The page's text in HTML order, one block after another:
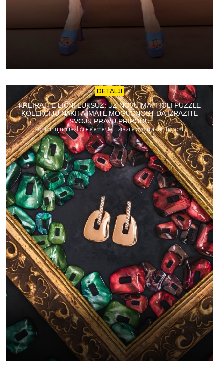
DETALJI
KREIRAJTE LIČNI LUKSUZ: UZ NOVU MATTIOLI PUZZLE
KOLEKCIJU NAKITA IMATE MOGUĆNOST DA IZRAZITE
SVOJU PRAVU PRIRODU
Kombinujući različite elemente - izrazite svoju autentičnost.